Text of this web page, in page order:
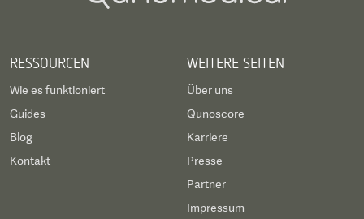
RESSOURCEN
Wie es funktioniert
Guides
Blog
Kontakt
WEITERE SEITEN
Über uns
Qunoscore
Karriere
Presse
Partner
Impressum